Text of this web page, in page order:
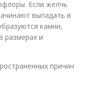
Если желчь
выпадать в
камни,
размерах и
причин